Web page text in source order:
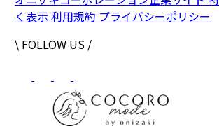
く表示 利用規約 プライバシーポリシー
\ FOLLOW US /